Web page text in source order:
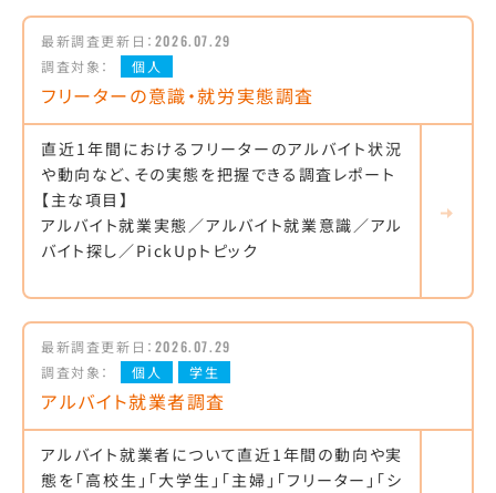
最新調査更新日： 2026.07.29
調査対象：
個人
フリーターの意識・就労実態調査
直近1年間におけるフリーターのアルバイト状況
や動向など、その実態を把握できる調査レポート
【主な項目】
アルバイト就業実態／アルバイト就業意識／アル
バイト探し／PickUpトピック
最新調査更新日： 2026.07.29
調査対象：
個人 学生
アルバイト就業者調査
アルバイト就業者について直近1年間の動向や実
態を「高校生」「大学生」「主婦」「フリーター」「シ